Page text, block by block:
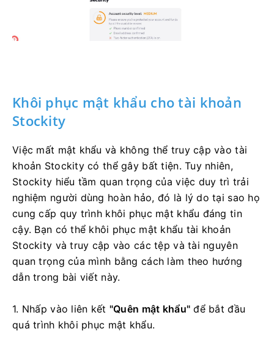
Khôi phục mật khẩu cho tài khoản
Stockity
Việc mất mật khẩu và không thể truy cập vào tài
khoản Stockity có thể gây bất tiện. Tuy nhiên,
Stockity hiểu tầm quan trọng của việc duy trì trải
nghiệm người dùng hoàn hảo, đó là lý do tại sao họ
cung cấp quy trình khôi phục mật khẩu đáng tin
cậy. Bạn có thể khôi phục mật khẩu tài khoản
Stockity và truy cập vào các tệp và tài nguyên
quan trọng của mình bằng cách làm theo hướng
dẫn trong bài viết này.
1. Nhấp vào liên kết "Quên mật khẩu" để bắt đầu
quá trình khôi phục mật khẩu.